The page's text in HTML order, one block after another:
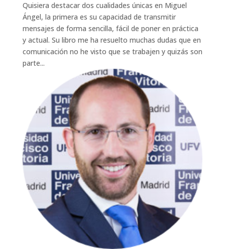
Quisiera destacar dos cualidades únicas en Miguel
Ángel, la primera es su capacidad de transmitir
mensajes de forma sencilla, fácil de poner en práctica
y actual. Su libro me ha resuelto muchas dudas que en
comunicación no he visto que se trabajen y quizás son
parte...